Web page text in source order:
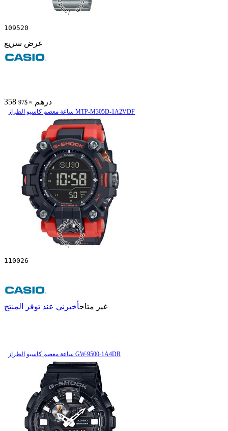
109520
عرض سريع
358 درهم ≈ $97
ساعة معصم کاسیو الطراز MTP-M305D-1A2VDF
110026
غير متاحأخبرني عند توفر المنتج
ساعة معصم کاسیو الطراز GW-9500-1A4DR